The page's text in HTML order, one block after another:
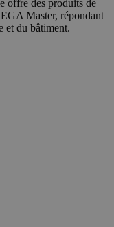
offre des produits de
Master, répondant
et du bâtiment.